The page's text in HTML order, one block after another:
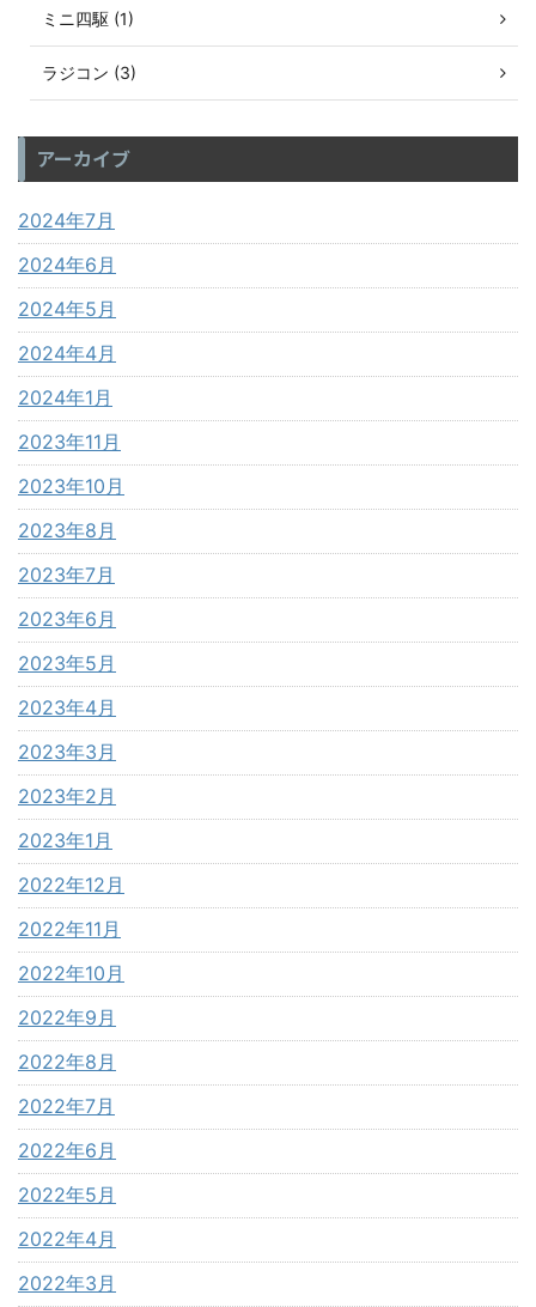
ミニ四駆 (1)
ラジコン (3)
アーカイブ
2024年7月
2024年6月
2024年5月
2024年4月
2024年1月
2023年11月
2023年10月
2023年8月
2023年7月
2023年6月
2023年5月
2023年4月
2023年3月
2023年2月
2023年1月
2022年12月
2022年11月
2022年10月
2022年9月
2022年8月
2022年7月
2022年6月
2022年5月
2022年4月
2022年3月